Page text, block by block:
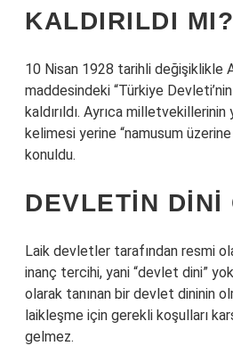
KALDIRILDI MI?
10 Nisan 1928 tarihli değişiklikle
maddesindeki “Türkiye Devleti’nin
kaldırıldı. Ayrıca milletvekillerinin
kelimesi yerine “namusum
konuldu.
DEVLETIN DINI
Laik devletler tarafından resmi
inanç tercihi, yani “devlet dini”
olarak tanınan bir devlet dininin
laikleşme için gerekli koşulları
gelmez.